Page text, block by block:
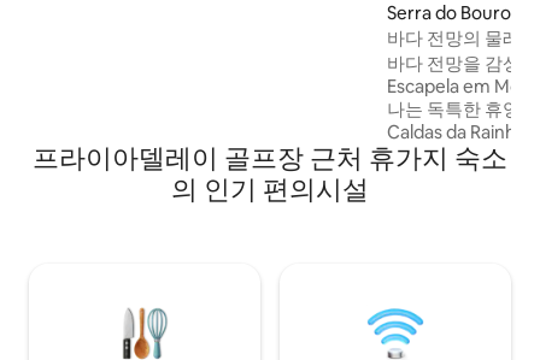
Serra do Bouro의
바다 전망의 물레
바다 전망을 감상
Escapela em Moinho 🌊 자연과 평
나는 독특한 휴양
Caldas da Rainha
Porto 사이에 있는
한 숙소로 개조된
프라이아델레이 골프장 근처 휴가지 숙소
의 인기 편의시설